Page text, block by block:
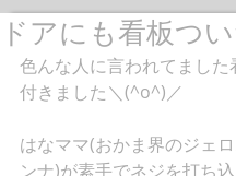
ドアにも看板つ
色んな人に言われてました
付きました＼(^o^)／
はなママ(おかま界のジェ
ンナ)が素手でネジを打ち